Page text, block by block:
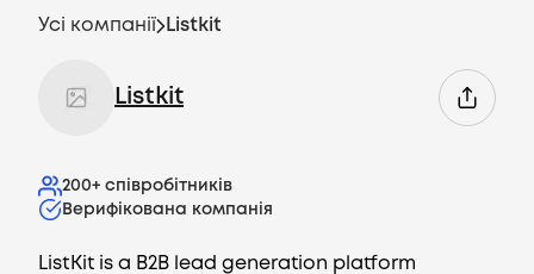
Усі компанії Listkit
Listkit
200+ співробітників
Верифікована компанія
ListKit is a B2B lead generation platform